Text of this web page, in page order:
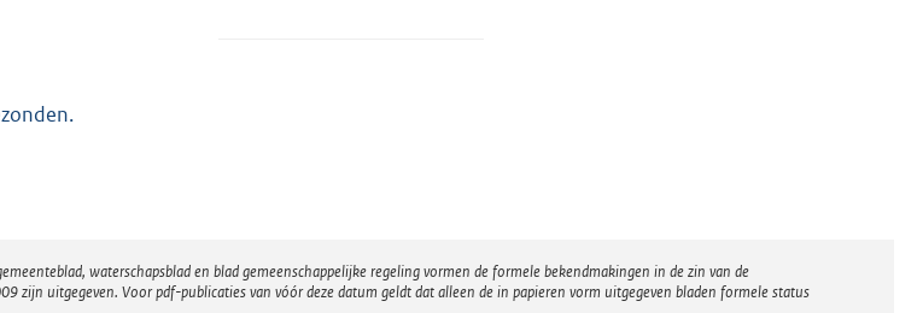
waterschapsblad en blad gemeenschappelijke regeling vormen de formele bekendmakingen in de zin van de
zijn uitgegeven. Voor pdf-publicaties van vóór deze datum geldt dat alleen de in papieren vorm uitgegeven bladen formele status